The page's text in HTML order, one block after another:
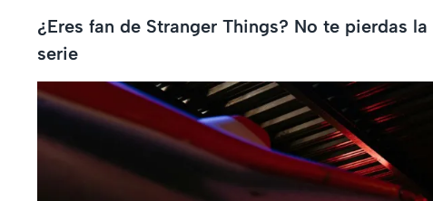
¿Eres fan de Stranger Things? No te pierdas
serie